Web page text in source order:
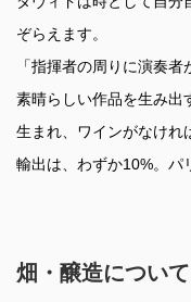
ぞらえます。
「指揮者の周りに演奏
素晴らしい作品を生み出
生まれ、ワインがなけれ
輸出は、わずか10%。パ
畑・醸造について